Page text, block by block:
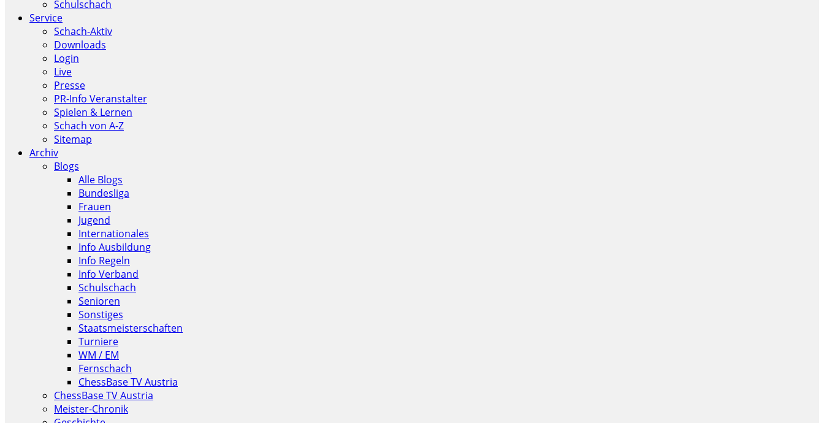
Schulschach
Service
Schach-Aktiv
Downloads
Login
Live
Presse
PR-Info Veranstalter
Spielen & Lernen
Schach von A-Z
Sitemap
Archiv
Blogs
Alle Blogs
Bundesliga
Frauen
Jugend
Internationales
Info Ausbildung
Info Regeln
Info Verband
Schulschach
Senioren
Sonstiges
Staatsmeisterschaften
Turniere
WM / EM
Fernschach
ChessBase TV Austria
ChessBase TV Austria
Meister-Chronik